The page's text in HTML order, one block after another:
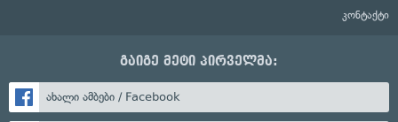
კონტაქტი
გაიგე მეტი პირველმა:
ახალი ამბები / Facebook